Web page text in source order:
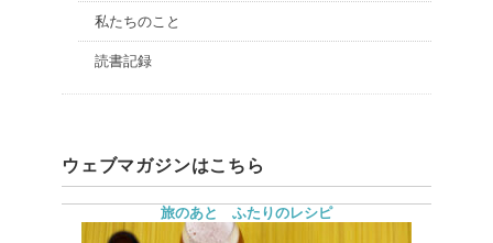
私たちのこと
読書記録
ウェブマガジンはこちら
旅のあと ふたりのレシピ